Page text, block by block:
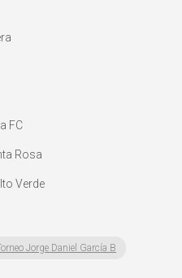
FC
Rosa
Verde
Jorge Daniel García B